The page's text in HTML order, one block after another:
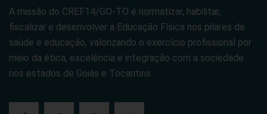
A missão do CREF14/GO-TO é normatizar, habilitar,
fiscalizar e desenvolver a Educação Física nos pilares da
saúde e educação, valorizando o exercício profissional por
meio da ética, excelência e integração com a sociedade
nos estados de Goiás e Tocantins.